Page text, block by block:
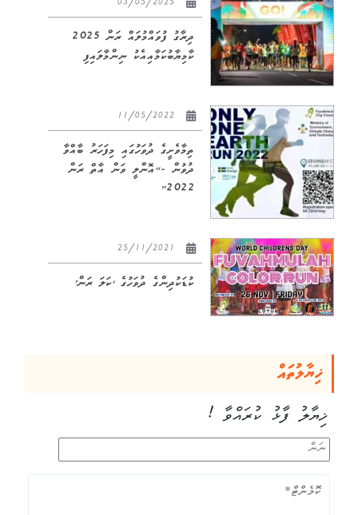
ދިރާގު ފުވައްމުލައް ރަން 2025
ކާމިޔާބުކަމާއިއެކު ނިންމާލައިފި
ތިމާވެށީގެ ދުވަހުގައި މިފަހަރު ބާއްވާ
ދުވުން -“އޮންލީ ވަން އާތް ރަން
2022”
ކުޑަކުދިންގެ ދުވަހުގެ ‘ކަލަ ރަން’
ޚިޔާލުތައް
ޚިޔާލު ފާޅު ކުރައްވާ !